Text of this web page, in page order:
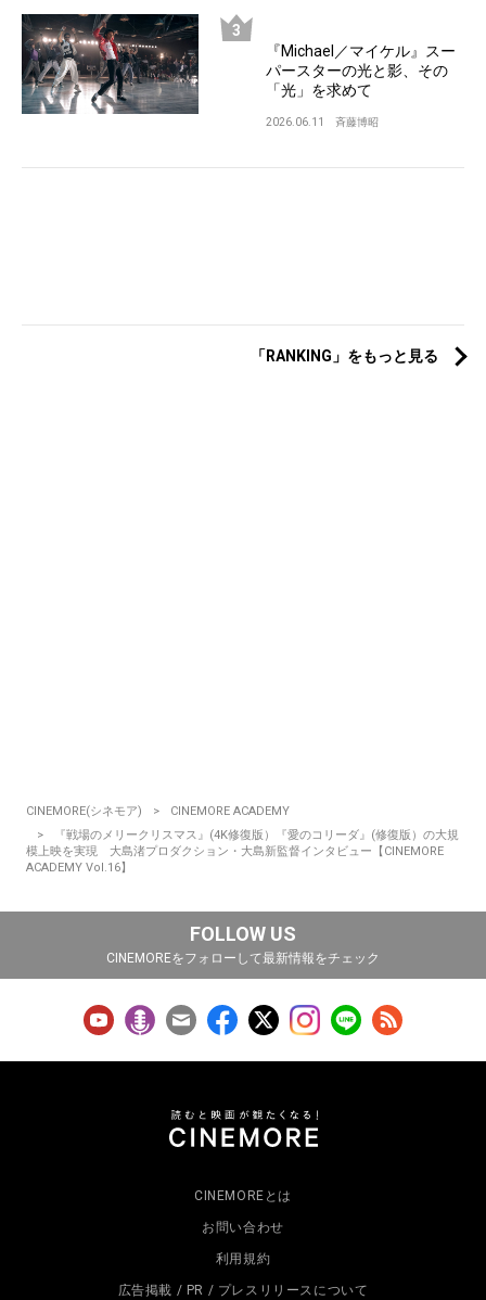
『Michael／マイケル』スー
パースターの光と影、その
「光」を求めて
2026.06.11 斉藤博昭
「RANKING」をもっと見る
CINEMORE(シネモア)
CINEMORE ACADEMY
『戦場のメリークリスマス』(4K修復版）『愛のコリーダ』(修復版）の大規
模上映を実現 大島渚プロダクション・大島新監督インタビュー【CINEMORE
ACADEMY Vol.16】
FOLLOW US
CINEMOREをフォローして最新情報をチェック
CINEMOREとは
お問い合わせ
利用規約
広告掲載 / PR / プレスリリースについて